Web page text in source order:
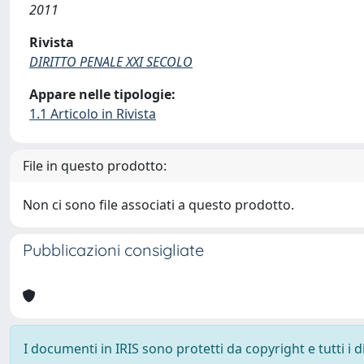
2011
Rivista
DIRITTO PENALE XXI SECOLO
Appare nelle tipologie:
1.1 Articolo in Rivista
File in questo prodotto:
Non ci sono file associati a questo prodotto.
Pubblicazioni consigliate
I documenti in IRIS sono protetti da copyright e tutti i